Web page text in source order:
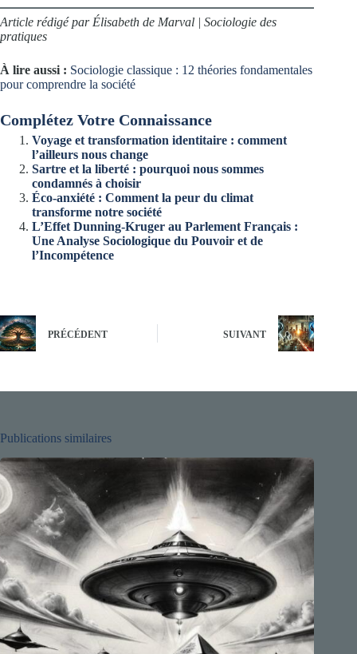
Article rédigé par Élisabeth de Marval | Sociologie des
pratiques
À lire aussi : Sociologie classique : 12 théories fondamentales
pour comprendre la société
Complétez Votre Connaissance
Voyage et transformation identitaire : comment
l’ailleurs nous change
Sartre et la liberté : pourquoi nous sommes
condamnés à choisir
Éco-anxiété : Comment la peur du climat
transforme notre société
L’Effet Dunning-Kruger au Parlement Français :
Une Analyse Sociologique du Pouvoir et de
l’Incompétence
PRÉCÉDENT SUIVANT
Publications similaires